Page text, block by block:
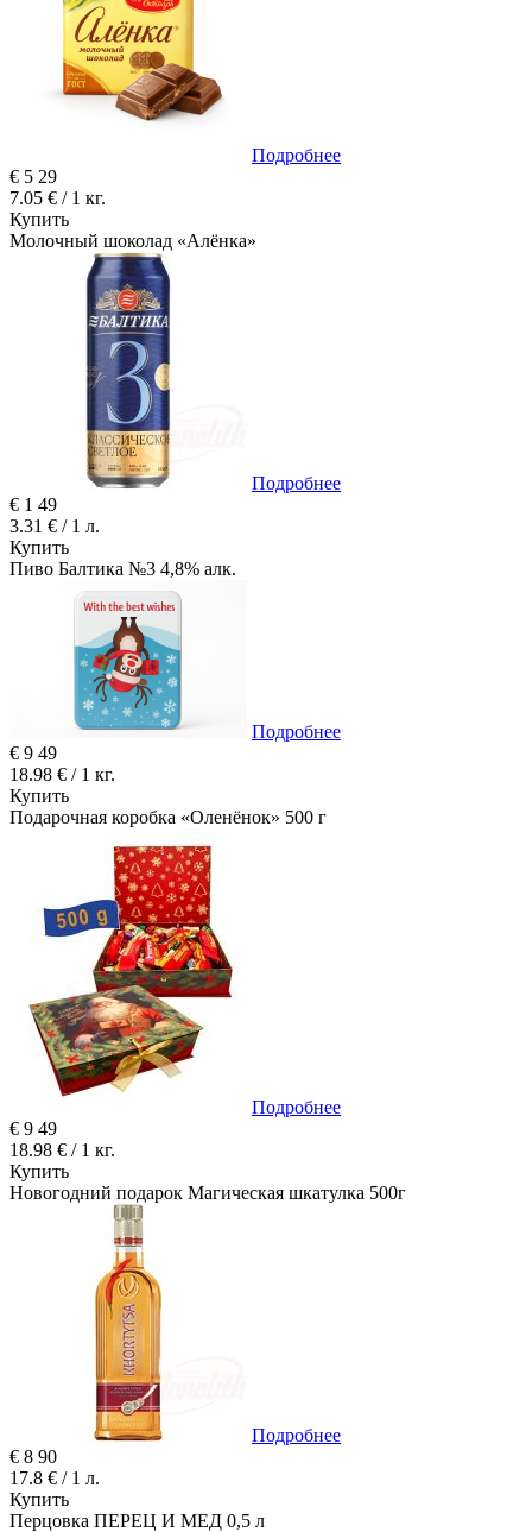
Подробнее
€ 5 29
7.05 € / 1 кг.
Купить
Молочный шоколад «Алёнка»
Подробнее
€ 1 49
3.31 € / 1 л.
Купить
Пиво Балтика №3 4,8% алк.
Подробнее
€ 9 49
18.98 € / 1 кг.
Купить
Подарочная коробка «Оленёнок» 500 г
Подробнее
€ 9 49
18.98 € / 1 кг.
Купить
Новогодний подарок Магическая шкатулка 500г
Подробнее
€ 8 90
17.8 € / 1 л.
Купить
Перцовка ПЕРЕЦ И МЕД 0,5 л